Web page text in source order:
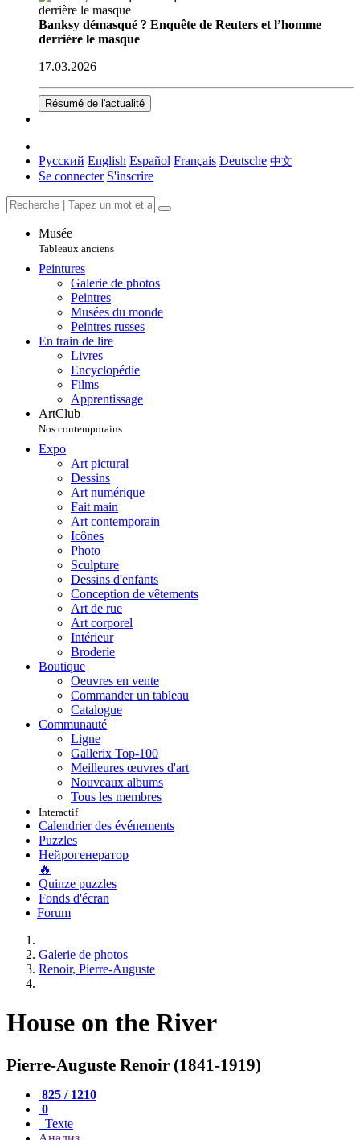
Banksy démasqué ? Enquête de Reuters et l’homme
derrière le masque
17.03.2026
Résumé de l'actualité
Русский English Español Français Deutsche 中文
Se connecter S'inscrire
Musée
Tableaux anciens
Peintures
Galerie de photos
Peintres
Musées du monde
Peintres russes
En train de lire
Livres
Encyclopédie
Films
Apprentissage
ArtClub
Nos contemporains
Expo
Art pictural
Dessins
Art numérique
Fait main
Art contemporain
Icônes
Photo
Sculpture
Dessins d'enfants
Conception de vêtements
Art de rue
Art corporel
Intérieur
Broderie
Boutique
Oeuvres en vente
Commander un tableau
Catalogue
Communauté
Ligne
Gallerix Top-100
Meilleures œuvres d'art
Nouveaux albums
Tous les membres
Interactif
Calendrier des événements
Puzzles
Нейрогенератор
🔥
Quinze puzzles
Fonds d'écran
Forum
Galerie de photos
Renoir, Pierre-Auguste
House on the River
Pierre-Auguste Renoir (1841-1919)
825 / 1210
0
Texte